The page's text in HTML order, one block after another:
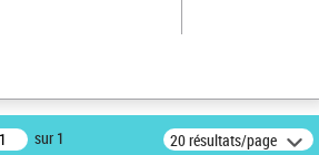
sur 1 20 résultats/page